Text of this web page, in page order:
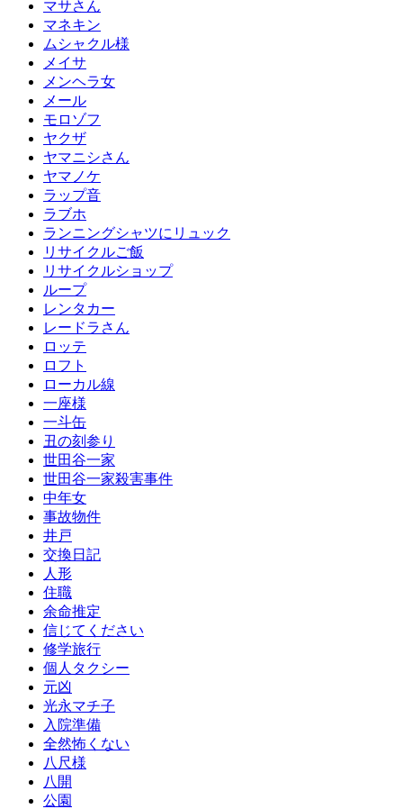
マサさん
マネキン
ムシャクル様
メイサ
メンヘラ女
メール
モロゾフ
ヤクザ
ヤマニシさん
ヤマノケ
ラップ音
ラブホ
ランニングシャツにリュック
リサイクルご飯
リサイクルショップ
ループ
レンタカー
レードラさん
ロッテ
ロフト
ローカル線
一座様
一斗缶
丑の刻参り
世田谷一家
世田谷一家殺害事件
中年女
事故物件
井戸
交換日記
人形
住職
余命推定
信じてください
修学旅行
個人タクシー
元凶
光永マチ子
入院準備
全然怖くない
八尺様
八開
公園